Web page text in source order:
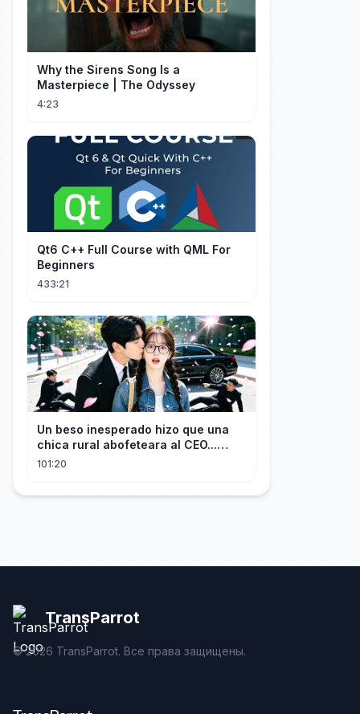
Why the Sirens Song Is a
Masterpiece | The Odyssey
4:23
Qt6 C++ Full Course with QML For
Beginners
433:21
Un beso inesperado hizo que una
chica rural abofeteara al CEO...
¡Pero él cayó rendido por ella!
101:20
TransParrot
©2026 TransParrot. Все права защищены.